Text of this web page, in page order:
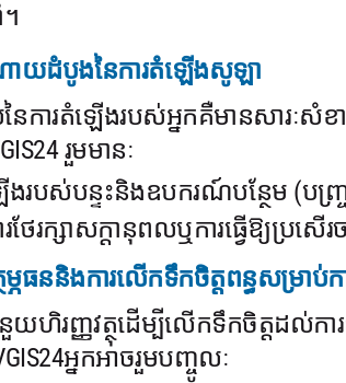
។
យដំបូងនៃការតំឡើងសូឡា
ៃការតំឡើងរបស់អ្នកគឺមានសារៈ
រួមមានៈ
ងរបស់បន្ទះនិងឧបករណ៍បន្ថែម (ប
រក្សាសក្តានុពលឬការធ្វើឱ្យប្រសើរ
ភធននិងការលើកទឹកចិត្តពន្ធសម្រាប់
យហិរញ្ញវត្ថុដើម្បីលើកទឹកចិត្តដល់ក
អ្នកអាចរួមបញ្ចូលៈ